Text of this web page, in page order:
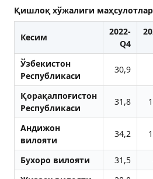
Қишлоқ хўжалиги
Кесим
2022-
Q4
Ўзбекистон
Республикаси
30,9
Қорақалпоғистон
Республикаси
31,8
Aндижон
вилояти
34,2
Бухоро вилояти 31,5